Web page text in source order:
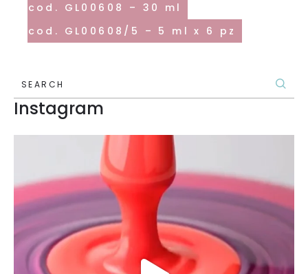
cod. GL00608 – 30 ml
cod. GL00608/5 – 5 ml x 6 pz
SEARCH
Instagram